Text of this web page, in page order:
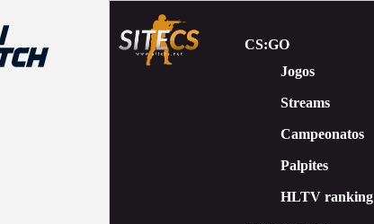
CS:GO
Jogos
Streams
Сampeonatos
Palpites
HLTV ranking